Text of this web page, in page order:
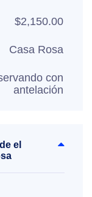
$2,150.00
Casa Rosa
con
antelación
el